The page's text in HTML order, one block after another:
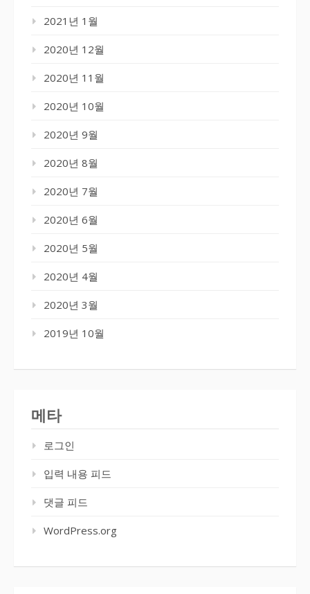
2021년 1월
2020년 12월
2020년 11월
2020년 10월
2020년 9월
2020년 8월
2020년 7월
2020년 6월
2020년 5월
2020년 4월
2020년 3월
2019년 10월
메타
로그인
입력 내용 피드
댓글 피드
WordPress.org